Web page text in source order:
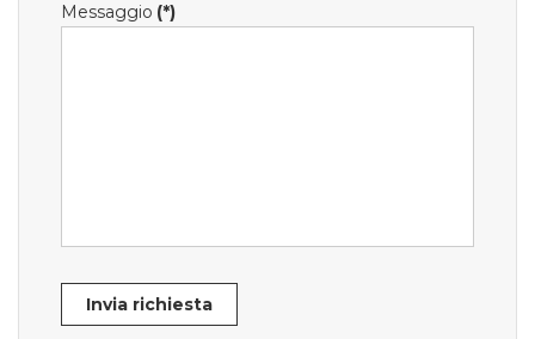
Messaggio (*)
Invia richiesta